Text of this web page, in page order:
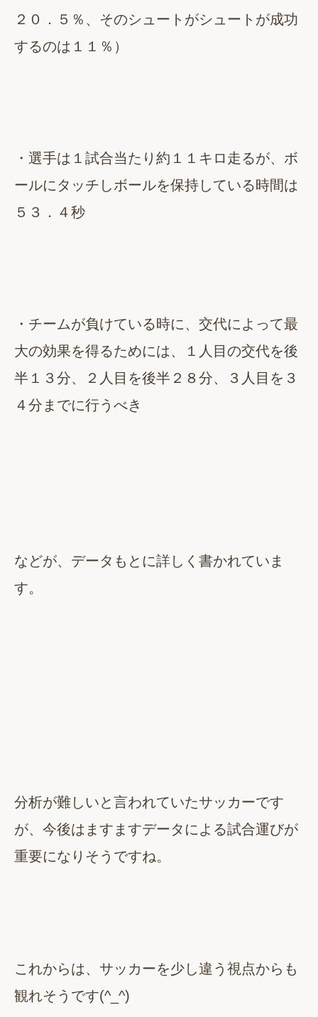
２０．５％、そのシュートがシュートが成功
するのは１１％）
・選手は１試合当たり約１１キロ走るが、ボ
ールにタッチしボールを保持している時間は
５３．４秒
・チームが負けている時に、交代によって最
大の効果を得るためには、１人目の交代を後
半１３分、２人目を後半２８分、３人目を３
４分までに行うべき
などが、データもとに詳しく書かれていま
す。
分析が難しいと言われていたサッカーです
が、今後はますますデータによる試合運びが
重要になりそうですね。
これからは、サッカーを少し違う視点からも
観れそうです(^_^)